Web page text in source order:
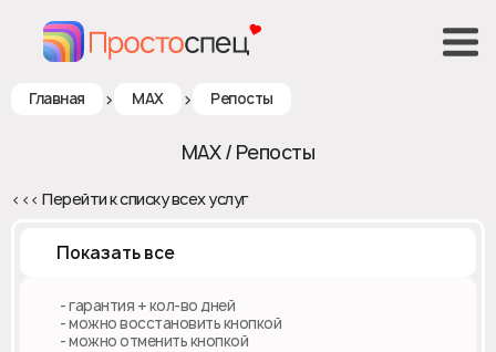
Главная > MAX > Репосты
MAX / Репосты
<<< Перейти к списку всех услуг
Показать все
♻️ - гарантия + кол-во дней
✅ - можно восстановить кнопкой
❎ - можно отменить кнопкой